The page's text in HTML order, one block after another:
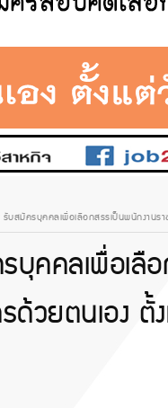
บสมัครบุคคลเพื่อเลือกสรรเป็นพนักงาน
คคลเพื่อเลื
วยตนเอง